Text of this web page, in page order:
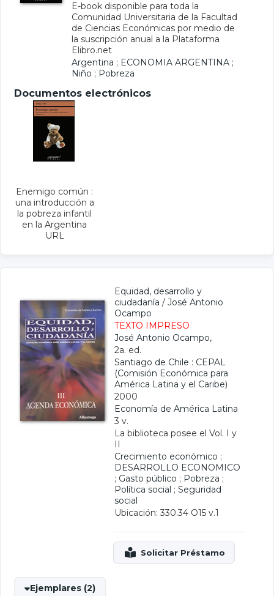
E-book disponible para toda la
Comunidad Universitaria de la Facultad
de Ciencias Económicas por medio de
la suscripción anual a la Plataforma
Elibro.net
Argentina ; ECONOMIA ARGENTINA ;
Niño ; Pobreza
Documentos electrónicos
Enemigo común :
una introducción a
la pobreza infantil
en la Argentina
URL
Equidad, desarrollo y
ciudadanía / José Antonio
Ocampo
TEXTO IMPRESO
José Antonio Ocampo,
2a. ed.
Santiago de Chile : CEPAL
(Comisión Económica para
América Latina y el Caribe)
2000
Economía de América Latina
3 v.
La biblioteca posee el Vol. I y
II
Crecimiento económico ;
DESARROLLO ECONOMICO
; Gasto público ; Pobreza ;
Política social ; Seguridad
social
Ubicación: 330.34 O15 v.1
Ejemplares (2)